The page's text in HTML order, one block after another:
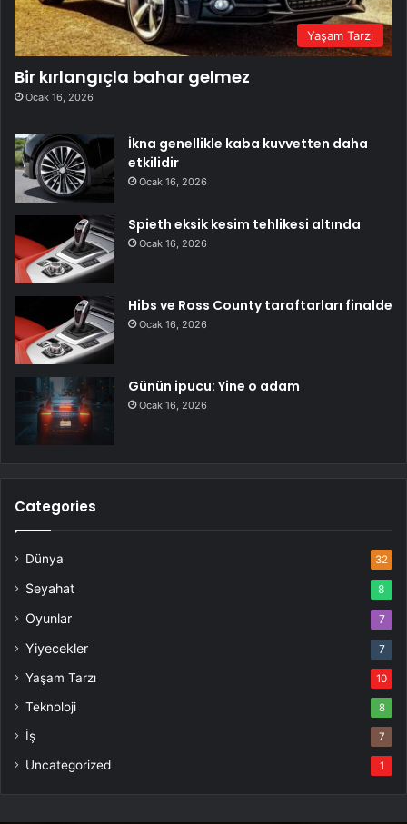
Yaşam Tarzı
Bir kırlangıçla bahar gelmez
Ocak 16, 2026
İkna genellikle kaba kuvvetten daha
etkilidir
Ocak 16, 2026
Spieth eksik kesim tehlikesi altında
Ocak 16, 2026
Hibs ve Ross County taraftarları finalde
Ocak 16, 2026
Günün ipucu: Yine o adam
Ocak 16, 2026
Categories
Dünya 32
Seyahat 8
Oyunlar 7
Yiyecekler 7
Yaşam Tarzı 10
Teknoloji 8
İş 7
Uncategorized 1